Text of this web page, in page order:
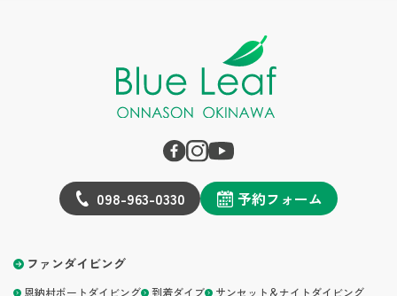
098-963-0330 予約フォーム
ファンダイビング
恩納村ボートダイビング 到着ダイブ サンセット＆ナイトダイビング